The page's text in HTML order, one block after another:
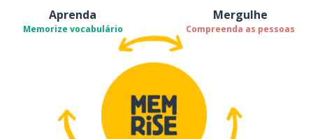
Aprenda
Memorize vocabulário
Mergulhe
Compreenda as pessoas